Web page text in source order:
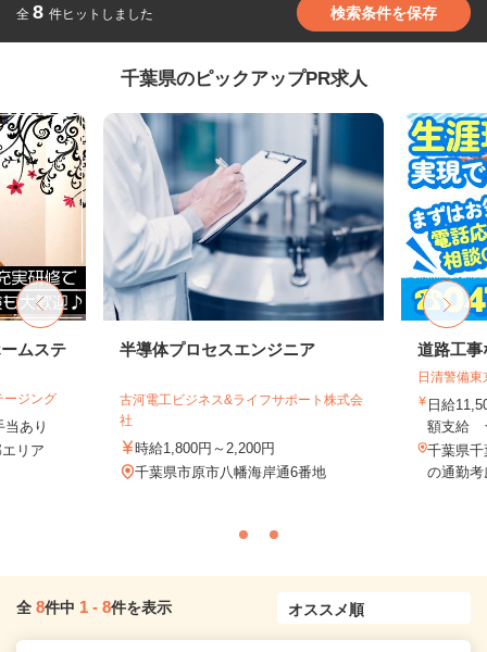
全 8 件ヒットしました 検索条件を保存
千葉県のピックアップPR求人
ムステ
ージング
あり
エリア
半導体プロセスエンジニア
古河電工ビジネス&ライフサポート株式会
社
時給1,800円～2,200円
千葉県市原市八幡海岸通6番地
道路工事
日清警備
日給
額支給
千葉県
の通勤
全 8件中 1 - 8件を表示